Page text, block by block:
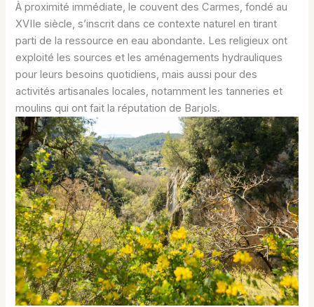
À proximité immédiate, le couvent des Carmes, fondé au
XVIIe siècle, s’inscrit dans ce contexte naturel en tirant
parti de la ressource en eau abondante. Les religieux ont
exploité les sources et les aménagements hydrauliques
pour leurs besoins quotidiens, mais aussi pour des
activités artisanales locales, notamment les tanneries et
moulins qui ont fait la réputation de Barjols.